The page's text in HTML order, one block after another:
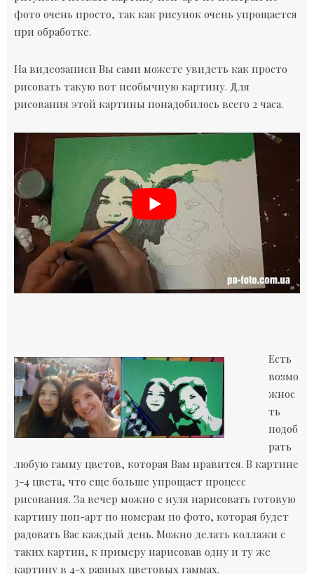
фото очень просто, так как рисунок очень упрощается
при обработке.
На видеозаписи Вы сами можете увидеть как просто
рисовать такую вот необычную картину. Для
рисования этой картины понадобилось всего 2 часа.
Есть
возмо
жнос
ть
подоб
рать
любую гамму цветов, которая Вам нравится. В картине
3-4 цвета, что еще больше упрощает процесс
рисования. За вечер можно с нуля нарисовать готовую
картину поп-арт по номерам по фото, которая будет
радовать Вас каждый день. Можно делать коллажи с
таких картин, к примеру нарисовав одну и ту же
картину в 4-х разных цветовых гаммах.